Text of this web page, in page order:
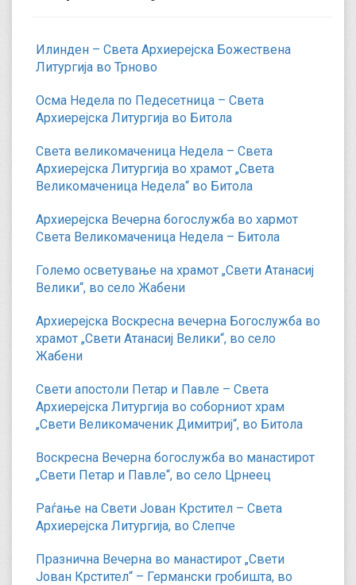
Илинден – Света Архиерејска Божествена
Литургија во Трново
Осма Недела по Педесетница – Света
Архиерејска Литургија во Битола
Света великомаченица Недела – Света
Архиерејска Литургија во храмот „Света
Великомаченица Недела“ во Битола
Архиерејска Вечерна богослужба во хармот
Света Великомаченица Недела – Битола
Големо осветување на храмот „Свети Атанасиј
Велики“, во село Жабени
Архиерејска Воскресна вечерна Богослужба во
храмот „Свети Атанасиј Велики“, во село
Жабени
Свети апостоли Петар и Павле – Света
Архиерејска Литургија во соборниот храм
„Свети Великомаченик Димитриј“, во Битола
Воскресна Вечерна богослужба во манастирот
„Свети Петар и Павле“, во село Црнеец
Раѓање на Свети Јован Крстител – Света
Архиерејска Литургија, во Слепче
Празнична Вечерна во манастирот „Свети
Јован Крстител“ – Германски гробишта, во